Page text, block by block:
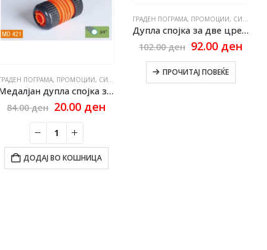
ПОГРАМА, ПРОМОЦИИ, СИТЕ ПРОИЗВОДИ
Медалјан дупла спојка за две црева 3/4 – 3/4
84.00ден Original
was:
84.00 ден.
20.00 денCurrent
ДОДАЈ ВО КОШНИЦА
ГРАДЕН ПОГРАМА, ПРОМОЦИИ, СИТЕ ПРОИЗВОДИ
Дупла спојка за две црева црно црвена 1C-1C
102.00ден Original
was:
102.00 ден.
92.00 ден
ПРОЧИТАЈ ПОВЕЌЕ